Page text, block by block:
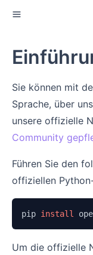
Sie können mit
Sprache, über
unsere offizielle
Community
Führen Sie den
offiziellen
pip install
Um die offizielle